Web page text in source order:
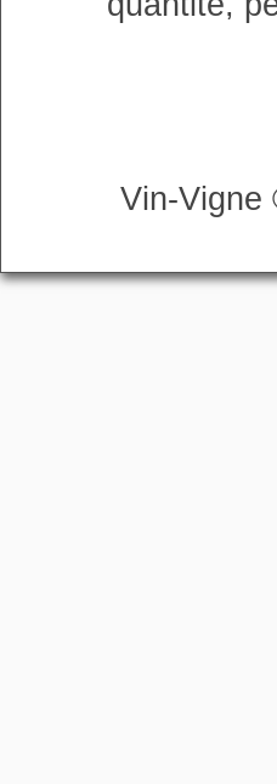
Vin-Vigne